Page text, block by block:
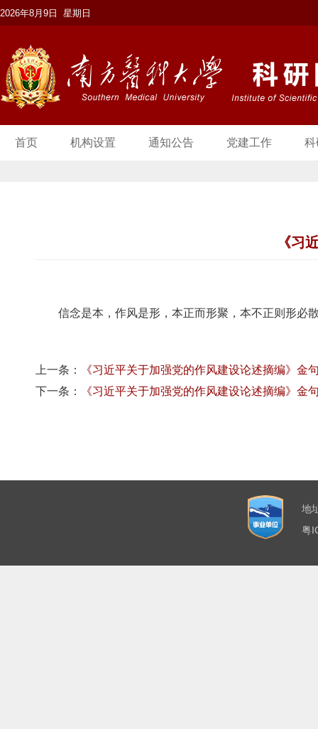
2026年8月9日 星期日
首页 机构设置 通知公告 党建工作 科
《习
信念是本，作风是形，本正而形聚，本不正则形必
上一条：
《习近平关于加强党的作风建设论述摘编》金
下一条：
《习近平关于加强党的作风建设论述摘编》金
地
粤